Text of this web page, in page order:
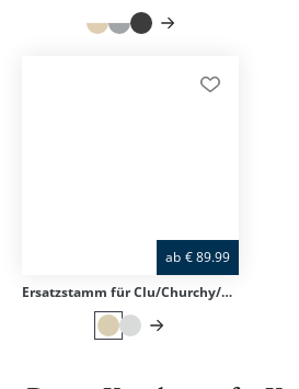
ab €89.99
Ersatzstamm für Clu/Churchy/Trekky